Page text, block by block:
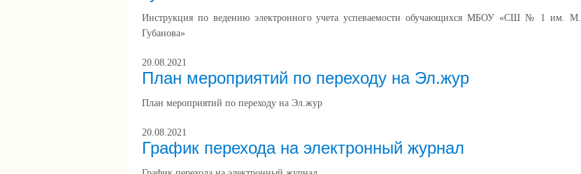
Инструкция по ведению электронного учета успеваемости обучающихся МБОУ «СШ № 1 им. М.
Губанова»
20.08.2021
План мероприятий по переходу на Эл.жур
План мероприятий по переходу на Эл.жур
20.08.2021
График перехода на электронный журнал